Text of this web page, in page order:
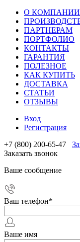
О КОМПАНИИ
ПАРТНЕРАМ
ПОРТФОЛИО
КОНТАКТЫ
ГАРАНТИЯ
ПОЛЕЗНОЕ
КАК КУПИТЬ
ДОСТАВКА
СТАТЬИ
ОТЗЫВЫ
Вход
Регистрация
+7 (800) 200-65-47
Заказать звонок
Ваше сообщение
Ваш телефон*
Ваше имя